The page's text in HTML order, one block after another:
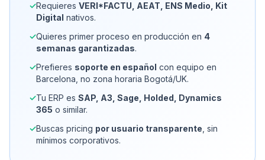
✓Requieres VERI*FACTU, AEAT, ENS Medio, Kit
Digital nativos.
✓Quieres primer proceso en producción en 4
semanas garantizadas.
✓Prefieres soporte en español con equipo en
Barcelona, no zona horaria Bogotá/UK.
✓Tu ERP es SAP, A3, Sage, Holded, Dynamics
365 o similar.
✓Buscas pricing por usuario transparente , sin
mínimos corporativos.